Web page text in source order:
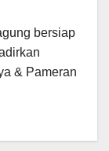
bersiap
& Pameran